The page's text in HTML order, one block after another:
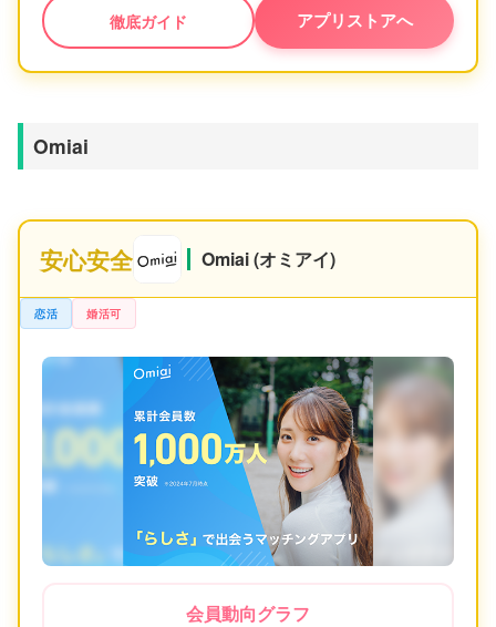
徹底ガイド アプリストアへ
Omiai
安心安全 Omiai (オミアイ)
恋活 婚活可
会員動向グラフ